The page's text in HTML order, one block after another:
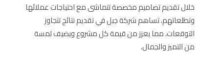
خلال تقديم تصاميم مخصصة تتماشى مع احتياجات عملائها
وتطلعاتهم، تساهم شركة جبل في تقديم نتائج تتجاوز
التوقعات، مما يعزز من قيمة كل مشروع ويضيف لمسة
من التميز والجمال.